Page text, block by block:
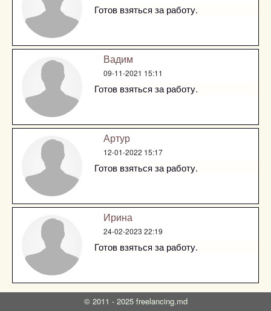
Готов взяться за работу.
Вадим
09-11-2021 15:11
Готов взяться за работу.
Артур
12-01-2022 15:17
Готов взяться за работу.
Ирина
24-02-2023 22:19
Готов взяться за работу.
© 2011 - 2025 freelancing.md